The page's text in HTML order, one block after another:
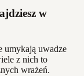
w
umykają uwadze
z nich to
wrażeń.